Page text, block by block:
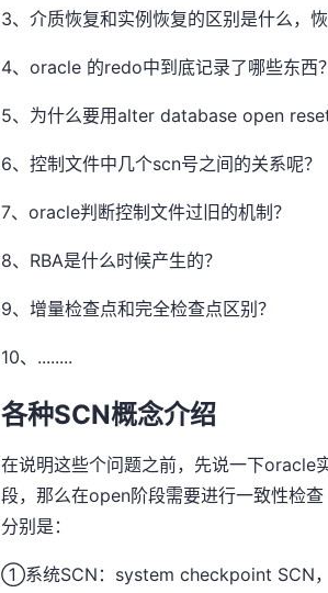
3、介质恢复和实例恢复的区别是什么，
4、oracle 的redo中到底记录了哪些东西？
5、为什么要用alter database open
6、控制文件中几个scn号之间的关系呢？
7、oracle判断控制文件过旧的机制？
8、RBA是什么时候产生的？
9、增量检查点和完全检查点区别？
10、........
各种SCN概念介绍
在说明这些个问题之前，先说一下oracle
段，那么在open阶段需要进行一致性检
分别是：
①系统SCN：system checkpoint SCN